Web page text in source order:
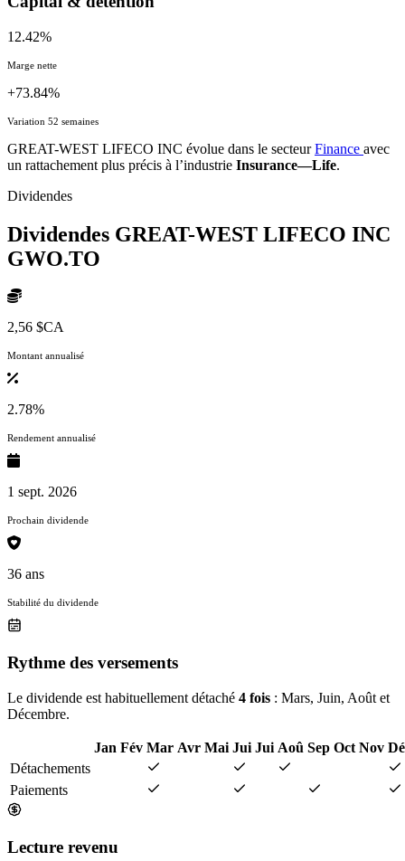
12.42%
Marge nette
+73.84%
Variation 52 semaines
GREAT-WEST LIFECO INC évolue dans le secteurFinance avec
un rattachement plus précis à l’industrie Insurance—Life.
Dividendes
Dividendes GREAT-WEST LIFECO INC
GWO.TO
2,56 $CA
Montant annualisé
2.78%
Rendement annualisé
1 sept. 2026
Prochain dividende
36 ans
Stabilité du dividende
Rythme des versements
Le dividende est habituellement détaché 4 fois : Mars, Juin, Août et
Décembre.
Jan Fév Mar Avr Mai Jui Jui Aoû Sep Oct Nov
Détachements
Paiements
Lecture revenu